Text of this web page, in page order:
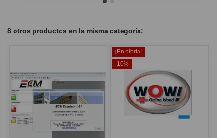
8 otros productos en la misma categoría:
¡En oferta!
-10%